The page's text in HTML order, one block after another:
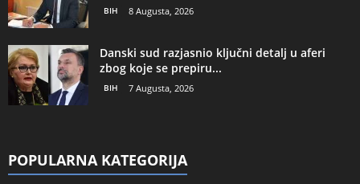
BIH 8 Augusta, 2026
Danski sud razjasnio ključni detalj u aferi
zbog koje se prepiru...
BIH 7 Augusta, 2026
POPULARNA KATEGORIJA